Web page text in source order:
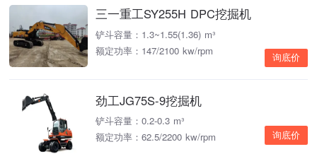
三一重工SY255H DPC挖掘机
铲斗容量：1.3~1.55(1.36) m³
额定功率：147/2100 kw/rpm
询底价
劲工JG75S-9挖掘机
铲斗容量：0.2-0.3 m³
额定功率：62.5/2200 kw/rpm
询底价